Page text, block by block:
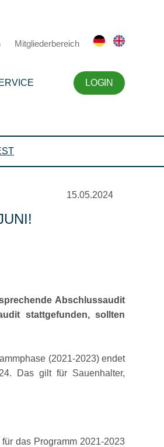
Mitgliederbereich
LOGIN
15.05.2024
Abschlussaudit
stattgefunden, sollten
(2021-2023) endet
Das gilt für Sauenhalter,
das Programm 2021-2023